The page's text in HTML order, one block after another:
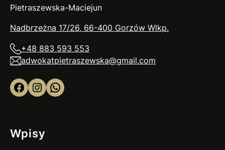
Pietraszewska-Maciejun
Nadbrzeżna 17/26, 66-400 Gorzów Wlkp.
+48 883 593 553
adwokatpietraszewska@gmail.com
Facebook Instagram WhatsApp
Wpisy